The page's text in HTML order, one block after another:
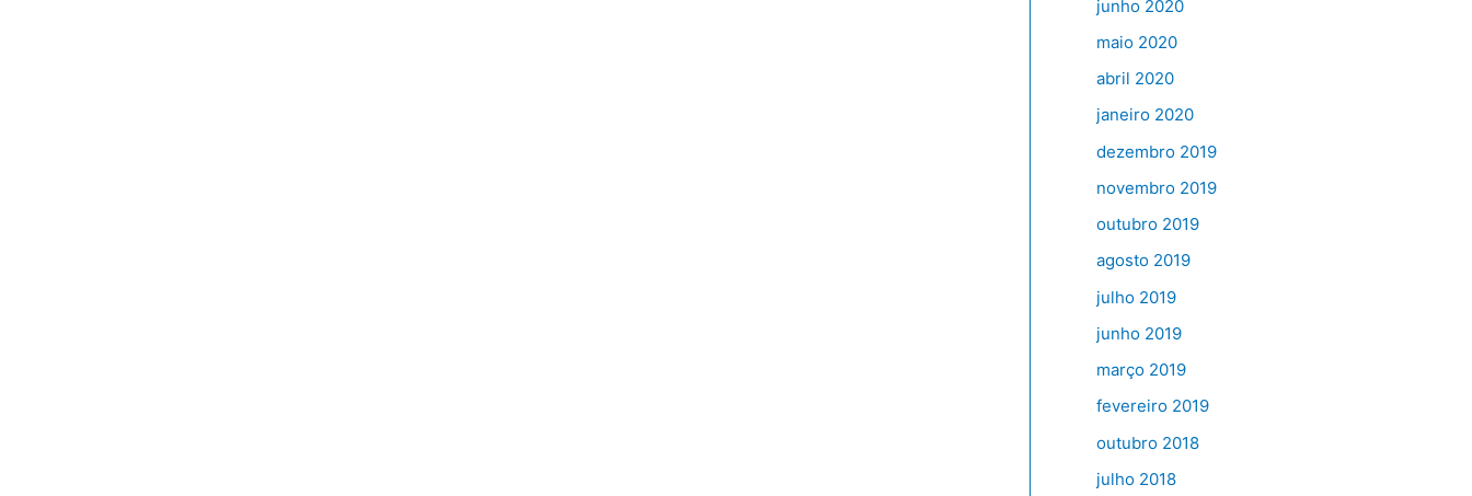
junho 2020
maio 2020
abril 2020
janeiro 2020
dezembro 2019
novembro 2019
outubro 2019
agosto 2019
julho 2019
junho 2019
março 2019
fevereiro 2019
outubro 2018
julho 2018